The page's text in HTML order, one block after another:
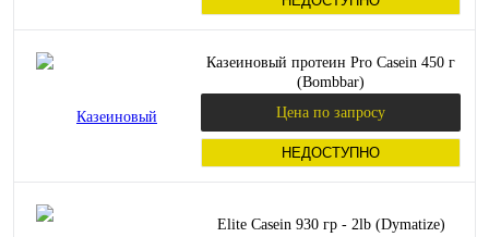
Казеиновый протеин Pro Casein 450 г
(Bombbar)
Цена по запросу
НЕДОСТУПНО
Elite Casein 930 гр - 2lb (Dymatize)